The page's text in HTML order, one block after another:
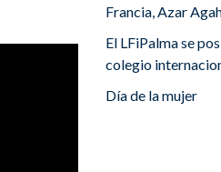
Francia, Azar
El LFiPalma se
colegio
Día de la mujer